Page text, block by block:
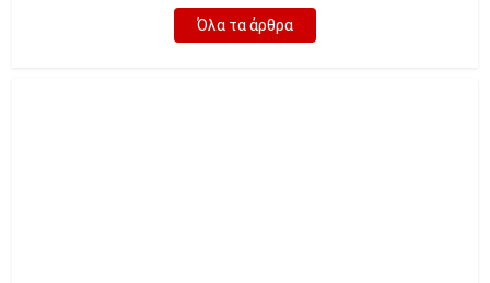
Όλα τα άρθρα